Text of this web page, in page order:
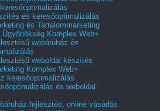
és keresőoptimalizálás
és Tartalommarketing
Ügyönökség Komplex Web+
webáruház és
weboldal készítés
Komplex Web+
keresőoptimalizálás
és weboldal
fejlesztés, online vásárlás